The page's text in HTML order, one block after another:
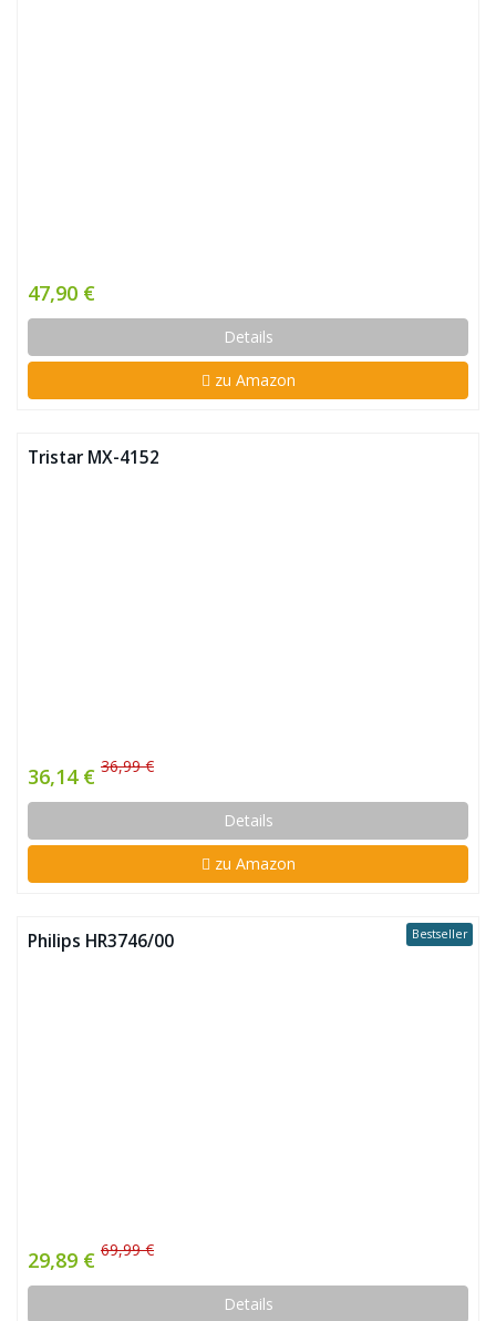
47,90 €
Details
zu Amazon
Tristar MX-4152
36,14 € 36,99 €
Details
zu Amazon
Bestseller
Philips HR3746/00
29,89 € 69,99 €
Details